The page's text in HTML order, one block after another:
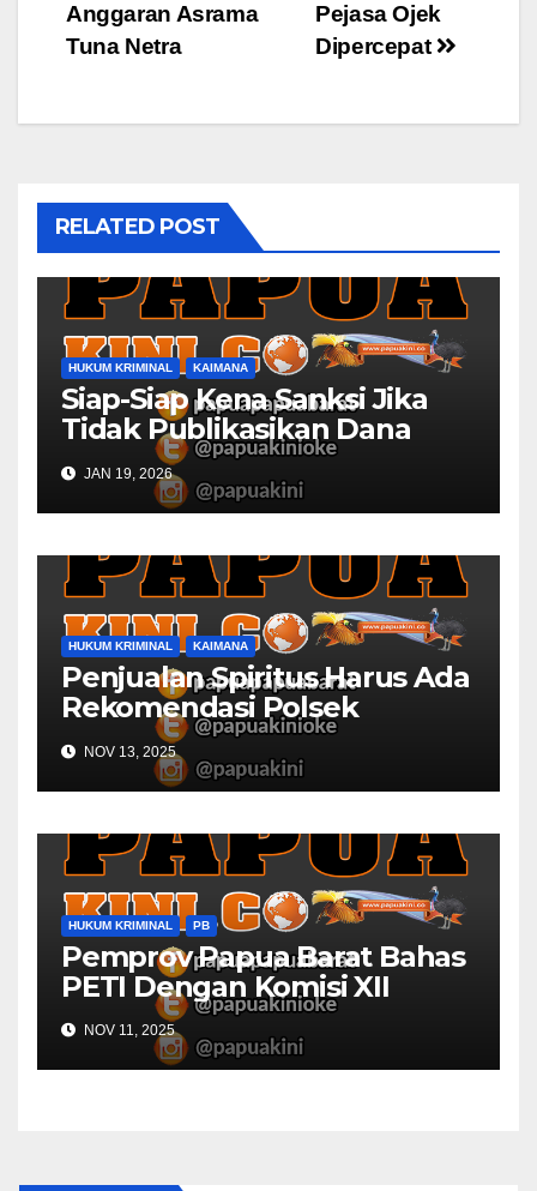
Pejasa Ojek
Dipercepat
Anggaran Asrama
Tuna Netra
RELATED POST
HUKUM KRIMINAL KAIMANA
Siap-Siap Kena Sanksi Jika
Tidak Publikasikan Dana
Desa
JAN 19, 2026
HUKUM KRIMINAL KAIMANA
Penjualan Spiritus Harus Ada
Rekomendasi Polsek
Kaimana
NOV 13, 2025
HUKUM KRIMINAL PB
Pemprov Papua Barat Bahas
PETI Dengan Komisi XII
NOV 11, 2025